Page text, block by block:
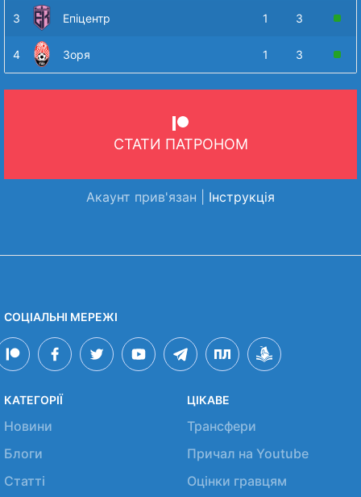
3 Епіцентр 1 3
4 Зоря 1 3
СТАТИ ПАТРОНОМ
Акаунт прив'язан | Інструкція
СОЦІАЛЬНІ МЕРЕЖІ
КАТЕГОРІЇ
Новини
Блоги
Статті
ЦІКАВЕ
Трансфери
Причал на Youtube
Оцінки гравцям